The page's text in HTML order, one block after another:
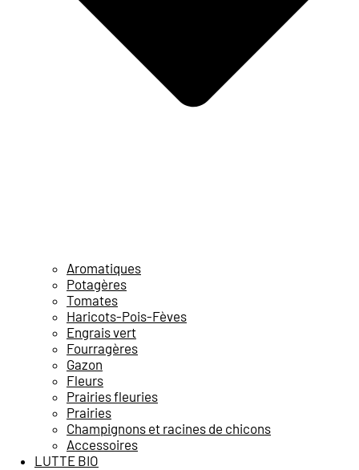
Aromatiques
Potagères
Tomates
Haricots-Pois-Fèves
Engrais vert
Fourragères
Gazon
Fleurs
Prairies fleuries
Prairies
Champignons et racines de chicons
Accessoires
LUTTE BIO